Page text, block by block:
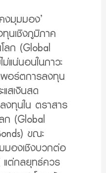
งมุมมอง’
นเชิงภูมิภาค
ลก (Global
แน่นอนในภาวะ
พอร์ตการลงทุน
สเงินสด
งทุนใน ตราสาร
ก (Global
ขณะ
มองเชิงบวกต่อ
ต่กลยุทธ์ควร